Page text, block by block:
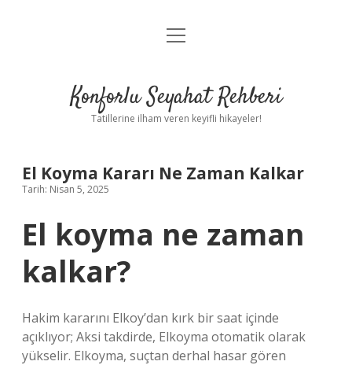
Anasayfa
Yasal Uyarı
menüyü
Konforlu Seyahat Rehberi
Tatillerine ilham veren keyifli hikayeler!
El Koyma Kararı Ne Zaman Kalkar
Tarih: Nisan 5, 2025
El koyma ne zaman
kalkar?
Hakim kararını Elkoy’dan kırk bir saat içinde
açıklıyor; Aksi takdirde, Elkoyma otomatik olarak
yükselir. Elkoyma, suçtan derhal hasar gören